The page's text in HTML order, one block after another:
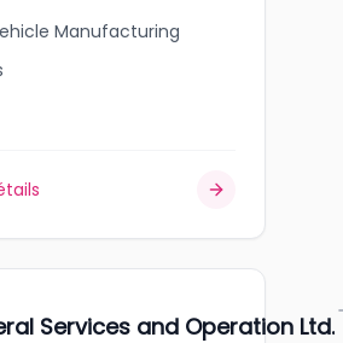
Manufacturing
Services and Operation Ltd.